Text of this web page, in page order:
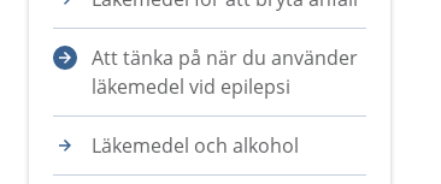
Att tänka på när du använder
läkemedel vid epilepsi
Läkemedel och alkohol